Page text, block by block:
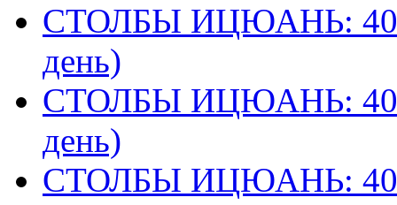
СТОЛБЫ ИЦЮАНЬ:
день)
СТОЛБЫ ИЦЮАНЬ:
день)
СТОЛБЫ ИЦЮАНЬ: